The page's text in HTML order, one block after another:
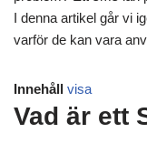
I denna artikel går vi
varför de kan vara
Innehåll visa
Vad är ett